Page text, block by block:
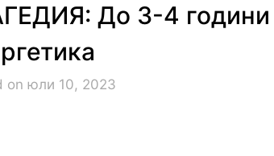
До 3-4 години
on юли 10, 2023